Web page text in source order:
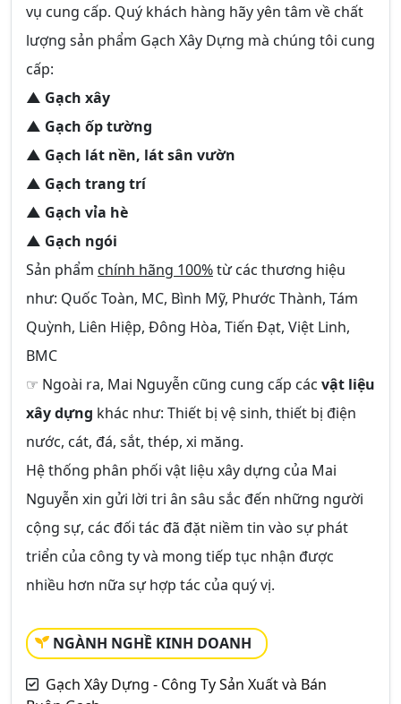
vụ cung cấp. Quý khách hàng hãy yên tâm về chất
lượng sản phẩm Gạch Xây Dựng mà chúng tôi cung
cấp:
▲ Gạch xây
▲ Gạch ốp tường
▲ Gạch lát nền, lát sân vườn
▲ Gạch trang trí
▲ Gạch vỉa hè
▲ Gạch ngói
Sản phẩm chính hãng 100%từ các thương hiệu
như: Quốc Toàn, MC, Bình Mỹ, Phước Thành, Tám
Quỳnh, Liên Hiệp, Đông Hòa, Tiến Đạt, Việt Linh,
BMC
☞ Ngoài ra, Mai Nguyễn cũng cung cấp các vật liệu
xây dựng khác như: Thiết bị vệ sinh, thiết bị điện
nước, cát, đá, sắt, thép, xi măng.
Hệ thống phân phối vật liệu xây dựng của Mai
Nguyễn xin gửi lời tri ân sâu sắc đến những người
cộng sự, các đối tác đã đặt niềm tin vào sự phát
triển của công ty và mong tiếp tục nhận được
nhiều hơn nữa sự hợp tác của quý vị.
NGÀNH NGHỀ KINH DOANH
Gạch Xây Dựng - Công Ty Sản Xuất và Bán